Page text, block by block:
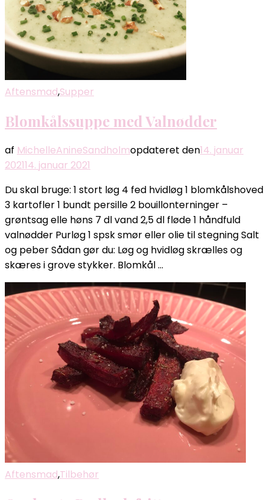
Aftensmad,Supper
Blomkålssuppe med Valnødder
af MichelleAnineSandholmopdateret den14. januar
202114. januar 2021
Du skal bruge: 1 stort løg 4 fed hvidløg 1 blomkålshoved
3 kartofler 1 bundt persille 2 bouillonterninger –
grøntsag elle høns 7 dl vand 2,5 dl fløde 1 håndfuld
valnødder Purløg 1 spsk smør eller olie til stegning Salt
og peber Sådan gør du: Løg og hvidløg skrælles og
skæres i grove stykker. Blomkål …
Aftensmad,Tilbehør